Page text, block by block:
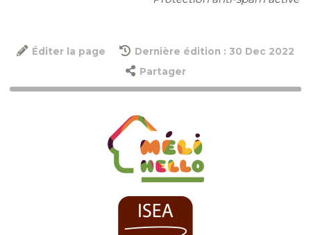
Éditer la page
Dernière édition : 30 Dec 2022
Partager